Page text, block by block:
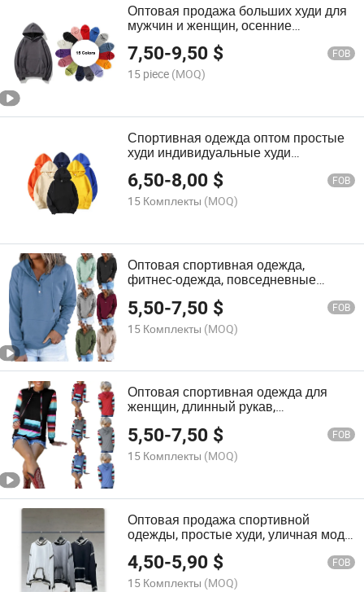
Оптовая продажа больших худи для
мужчин и женщин, осенние
повседневные худи, пуловеры,
спортивная одежда, запасы фитнес-
одежды
7,50-9,50 $ FOB
15 piece (MOQ)
Спортивная одежда оптом простые
худи индивидуальные худи
однотонные тяжелые худи
6,50-8,00 $ FOB
15 Комплекты (MOQ)
Оптовая спортивная одежда,
фитнес-одежда, повседневные
женщин
5,50-7,50 $ FOB
15 Комплекты (MOQ)
Оптовая спортивная одежда для
женщин, длинный рукав,
повседневная рубашка, печатные
пуловеры с капюшоном
5,50-7,50 $ FOB
15 Комплекты (MOQ)
Оптовая продажа спортивной
одежды, простые худи, уличная мода,
свободный стиль, худи с граффити и
печатью для пар
4,50-5,90 $ FOB
15 Комплекты (MOQ)